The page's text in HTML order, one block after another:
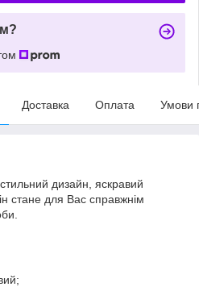
Доставка Оплата Умови
дизайн, яскравий
стане для Вас справжнім